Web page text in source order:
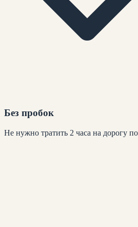
Без пробок
Не нужно тратить 2 часа на дорогу